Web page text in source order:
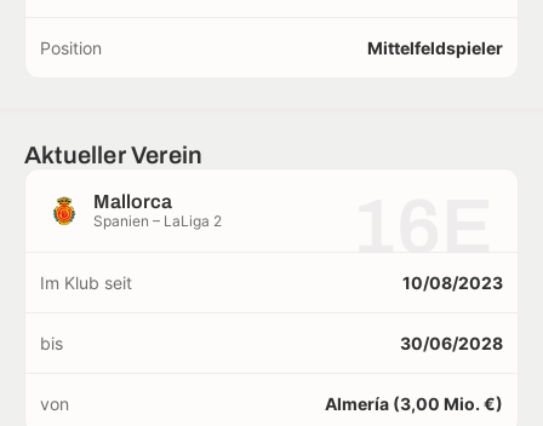
Position Mittelfeldspieler
Aktueller Verein
Mallorca
Spanien – LaLiga 2
Im Klub seit 10/08/2023
bis 30/06/2028
von Almería (3,00 Mio. €)